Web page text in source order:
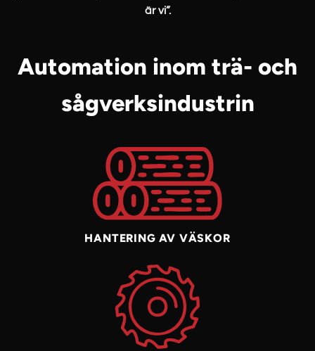
är vi”.
Automation inom trä- och
sågverksindustrin
HANTERING AV VÄSKOR